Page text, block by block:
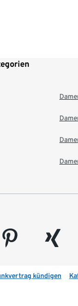
pinterest xing
kündigen